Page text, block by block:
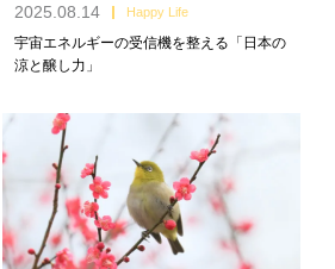
2025.08.14 Happy Life
宇宙エネルギーの受信機を整える「日本の
涼と醸し力」